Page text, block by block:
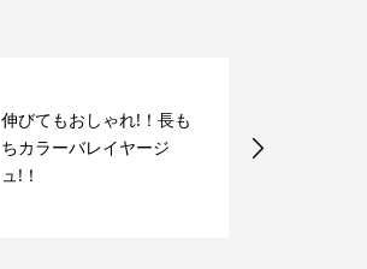
伸びてもおしゃれ!！長も
ちカラーバレイヤージ
ュ!！